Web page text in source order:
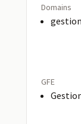
Domains
GFE